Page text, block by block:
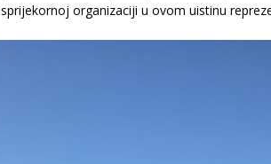
organizaciji u ovom uistinu